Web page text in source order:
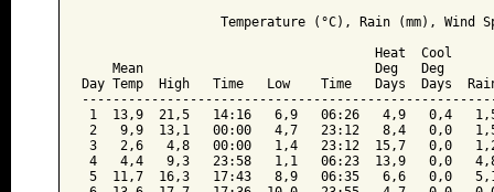
Temperature (°C), Rain (mm), Wind
Heat  Cool
Mean                              Deg   Deg
Day Temp  High   Time   Low    Time   Days  Days
1  13,9  21,5   14:16   6,9   06:26   4,9   0,4
2   9,9  13,1   00:00   4,7   23:12   8,4   0,0
3   2,6   4,8   00:00   1,4   23:12  15,7   0,0   1,2
4   4,4   9,3   23:58   1,1   06:23  13,9   0,0
5  11,7  16,3   17:43   8,9   06:35   6,6   0,0   5,1